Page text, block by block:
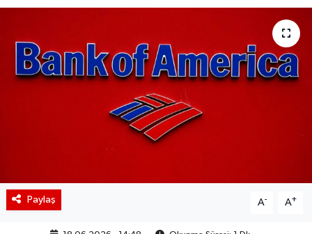
Paylaş A- A+
Coin Isı Haritası
Ekonomik Takvim
Kiripto Para Piyasası
Gizlilik Sözleşmesi
Hakkımızda
İletişim